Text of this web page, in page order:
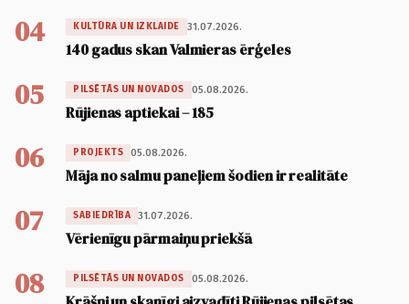
04 KULTŪRA UN IZKLAIDE 31.07.2026.
140 gadus skan Valmieras ērģeles
05 PILSĒTĀS UN NOVADOS 05.08.2026.
Rūjienas aptiekai – 185
06 PROJEKTS 05.08.2026.
Māja no salmu paneļiem šodien ir realitāte
07 SABIEDRĪBA 31.07.2026.
Vērienīgu pārmaiņu priekšā
08 PILSĒTĀS UN NOVADOS 05.08.2026.